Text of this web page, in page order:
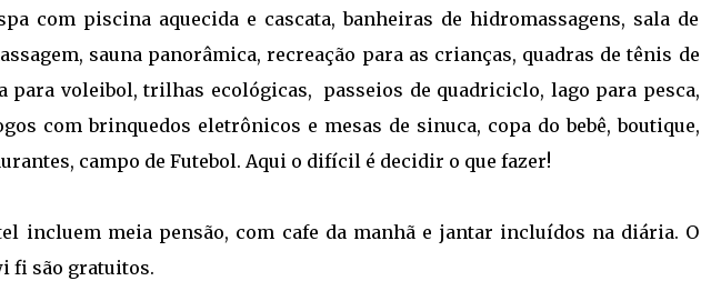
com piscina aquecida e cascata, banheiras de hidromassagens, sala de
sauna panorâmica, recreação para as crianças, quadras de tênis de
para voleibol, trilhas ecológicas, passeios de quadriciclo, lago para pesca,
com brinquedos eletrônicos e mesas de sinuca, copa do bebê, boutique,
campo de Futebol. Aqui o difícil é decidir o que fazer!
incluem meia pensão, com cafe da manhã e jantar incluídos na diária. O
fi são gratuitos.